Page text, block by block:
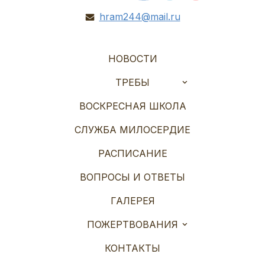
hram244@mail.ru
НОВОСТИ
ТРЕБЫ
ВОСКРЕСНАЯ ШКОЛА
СЛУЖБА МИЛОСЕРДИЕ
РАСПИСАНИЕ
ВОПРОСЫ И ОТВЕТЫ
ГАЛЕРЕЯ
ПОЖЕРТВОВАНИЯ
КОНТАКТЫ